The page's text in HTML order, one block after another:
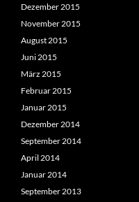
Dezember 2015
November 2015
August 2015
Juni 2015
März 2015
Februar 2015
Januar 2015
Dezember 2014
September 2014
April 2014
Januar 2014
September 2013